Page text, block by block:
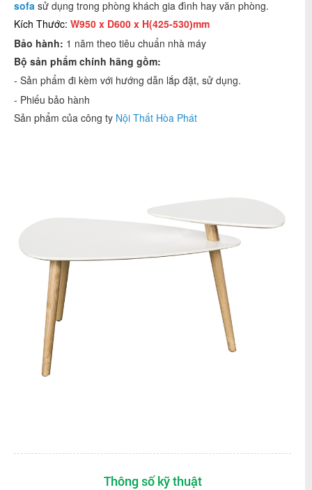
sofa sử dụng trong phòng khách gia đình hay văn phòng.
Kích Thước: W950 x D600 x H(425-530)mm
Bảo hành: 1 năm theo tiêu chuẩn nhà máy
Bộ sản phẩm chính hãng gồm:
- Sản phẩm đi kèm với hướng dẫn lắp đặt, sử dụng.
- Phiếu bảo hành
Sản phẩm của công ty Nội Thất Hòa Phát
Thông số kỹ thuật